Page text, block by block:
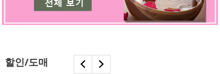
할인/도매